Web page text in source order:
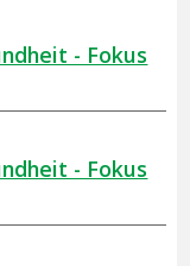
- Fokus
- Fokus